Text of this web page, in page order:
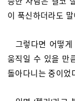
이 푹신하더라도
그렇다면 어떻
움직일 수 있을 만
돌아다니는 중이었